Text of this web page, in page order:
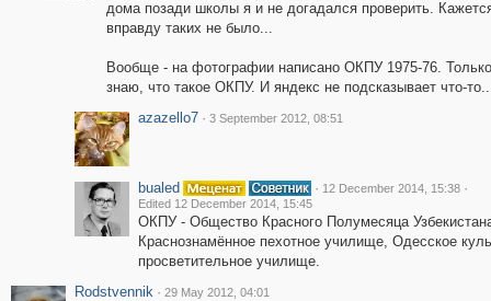
дома позади школы я и не догадался проверить.
вправду таких не было...
Вообще - на фотографии написано ОКПУ 1975-76.
знаю, что такое ОКПУ. И яндекс не подсказывает что-то..
azazello7 · 3 September 2012, 08:51
bualed · 12 December 2014, 15:38 ·
Edited 12 December 2014, 15:45
ОКПУ - Общество Красного Полумесяца
Краснознамённое пехотное училище, Одесское
просветительное училище.
Rodstvennik · 29 May 2012, 04:01